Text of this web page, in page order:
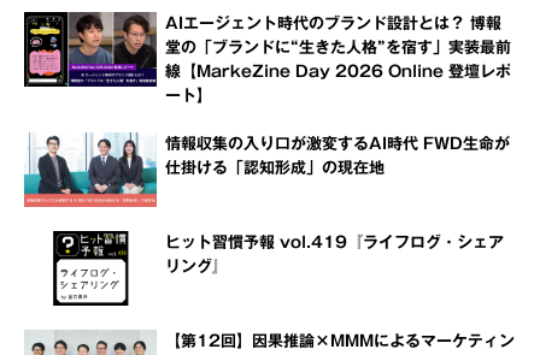
AIエージェント時代のブランド設計とは？ 博報
堂の「ブランドに“生きた人格”を宿す」実装最前
線【MarkeZine Day 2026 Online 登壇レポ
ート】
情報収集の入り口が激変するAI時代 FWD生命が
仕掛ける「認知形成」の現在地
ヒット習慣予報 vol.419『ライフログ・シェア
リング』
【第12回】因果推論×MMMによるマーケティン